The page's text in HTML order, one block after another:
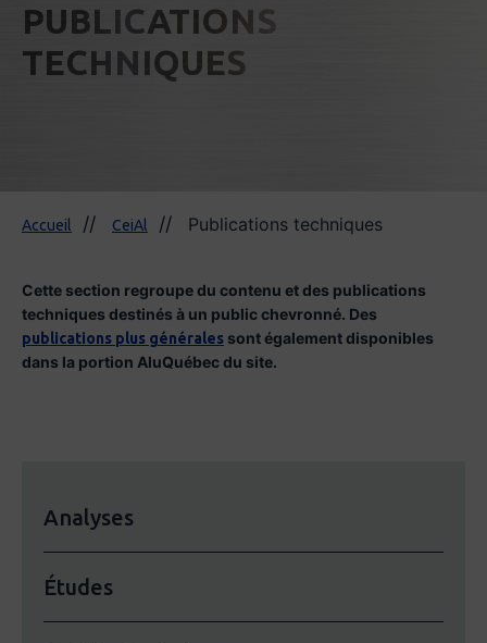
PUBLICATIONS
TECHNIQUES
Accueil CeiAl Publications techniques
Cette section regroupe du contenu et des publications
techniques destinés à un public chevronné. Des
publications plus générales sont également disponibles
dans la portion AluQuébec du site.
Analyses
Études